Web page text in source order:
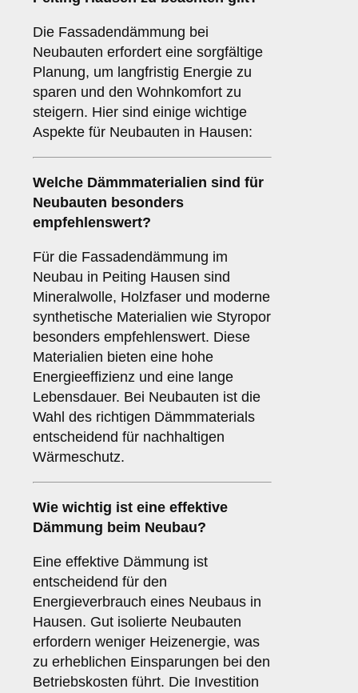
Die Fassadendämmung bei
Neubauten erfordert eine sorgfältige
Planung, um langfristig Energie zu
sparen und den Wohnkomfort zu
steigern. Hier sind einige wichtige
Aspekte für Neubauten in Hausen:
Welche Dämmmaterialien sind für
Neubauten besonders
empfehlenswert?
Für die Fassadendämmung im
Neubau in Peiting Hausen sind
Mineralwolle, Holzfaser und moderne
synthetische Materialien wie Styropor
besonders empfehlenswert. Diese
Materialien bieten eine hohe
Energieeffizienz und eine lange
Lebensdauer. Bei Neubauten ist die
Wahl des richtigen Dämmmaterials
entscheidend für nachhaltigen
Wärmeschutz.
Wie wichtig ist eine effektive
Dämmung beim Neubau?
Eine effektive Dämmung ist
entscheidend für den
Energieverbrauch eines Neubaus in
Hausen. Gut isolierte Neubauten
erfordern weniger Heizenergie, was
zu erheblichen Einsparungen bei den
Betriebskosten führt. Die Investition